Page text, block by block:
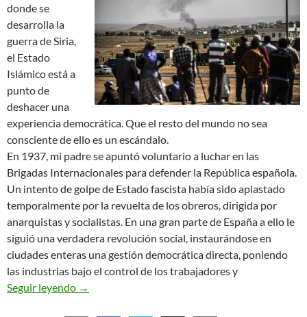
donde se
desarrolla la
guerra de Siria,
el Estado
Islámico está a
punto de
deshacer una
experiencia democrática. Que el resto del mundo no sea
consciente de ello es un escándalo.
En 1937, mi padre se apuntó voluntario a luchar en las
Brigadas Internacionales para defender la República española.
Un intento de golpe de Estado fascista había sido aplastado
temporalmente por la revuelta de los obreros, dirigida por
anarquistas y socialistas. En una gran parte de España a ello le
siguió una verdadera revolución social, instaurándose en
ciudades enteras una gestión democrática directa, poniendo
las industrias bajo el control de los trabajadores y
Seguir leyendo ¿Por qué el mundo ignora a los kurdos
→